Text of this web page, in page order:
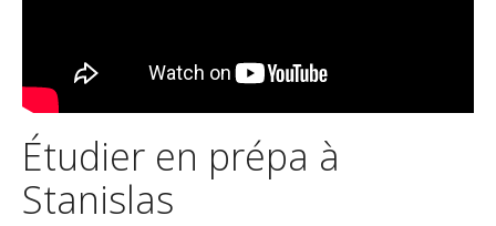
Étudier en prépa à
Stanislas